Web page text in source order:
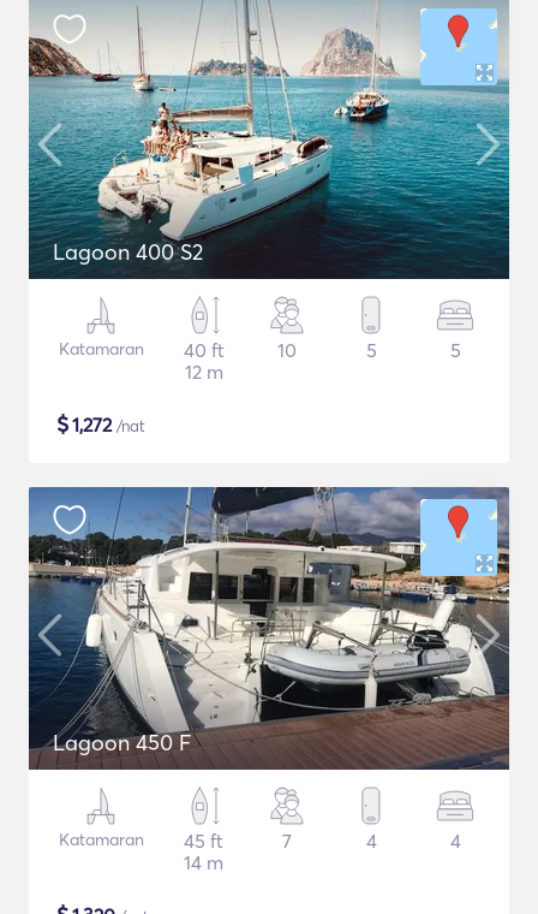
Lagoon 400 S2
Katamaran
40 ft
12 m
10 5 5
$1,272/nat
Lagoon 450 F
Katamaran
45 ft
14 m
7 4 4